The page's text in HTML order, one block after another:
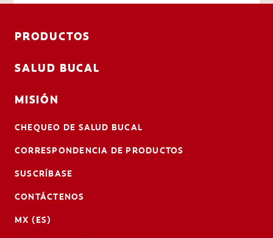
PRODUCTOS
SALUD BUCAL
MISIÓN
CHEQUEO DE SALUD BUCAL
CORRESPONDENCIA DE PRODUCTOS
SUSCRÍBASE
CONTÁCTENOS
MX (ES)